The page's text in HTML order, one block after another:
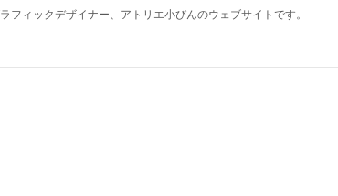
フィックデザイナー、アトリエ小びんのウェブサイトです。